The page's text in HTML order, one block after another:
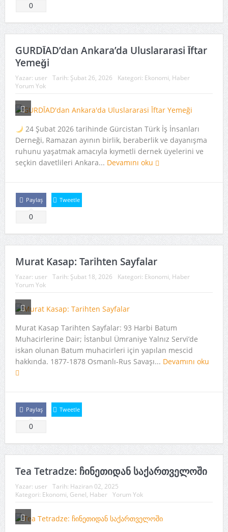
0
GURDĪAD’dan Ankara’da Uluslararasi Īftar
Yemeği
Yazar: user Tarih: Şubat 26, 2026 Kategori: Ekonomi, Haber
Yorum Yok
24 Şubat 2026 tarihinde Gürcistan Türk İş İnsanları
Derneği, Ramazan ayının birlik, beraberlik ve dayanışma
ruhunu yaşatmak amacıyla kıymetli dernek üyelerini ve
seçkin davetlileri Ankara... Devamını oku
Paylaş
0
Tweetle
Murat Kasap: Tarihten Sayfalar
Yazar: user Tarih: Şubat 18, 2026 Kategori: Ekonomi, Haber
Yorum Yok
Murat Kasap Tarihten Sayfalar: 93 Harbi Batum
Muhacirlerine Dair; İstanbul Ümraniye Yalnız Servi’de
iskan olunan Batum muhacirleri için yapılan mescid
hakkında. 1877-1878 Osmanlı-Rus Savaşı... Devamını oku
Paylaş
0
Tweetle
Tea Tetradze: ჩინეთიდან საქართველოში
Yazar: user Tarih: Haziran 02, 2025
Kategori: Ekonomi, Genel, Haber Yorum Yok